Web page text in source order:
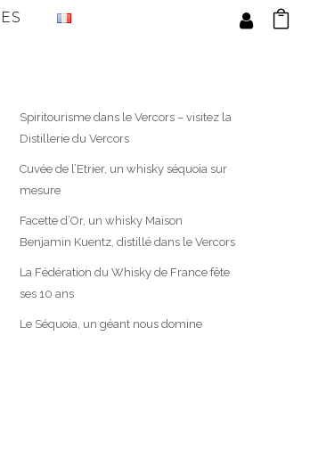
Spiritourisme dans le Vercors – visitez la
Distillerie du Vercors
Cuvée de l’Etrier, un whisky séquoia sur
mesure
Facette d’Or, un whisky Maison
Benjamin Kuentz, distillé dans le Vercors
La Fédération du Whisky de France fête
ses 10 ans
Le Séquoia, un géant nous domine